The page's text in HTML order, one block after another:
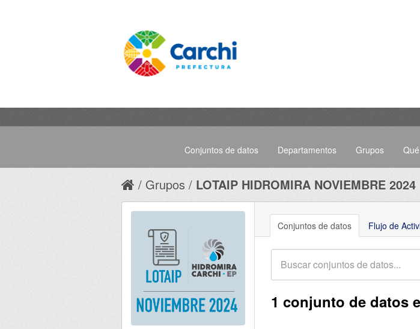
Conjuntos de datos Departamentos Grupos
Grupos LOTAIP HIDROMIRA NOVIEMBRE 2024
Conjuntos de datos Flujo de
1 conjunto de datos